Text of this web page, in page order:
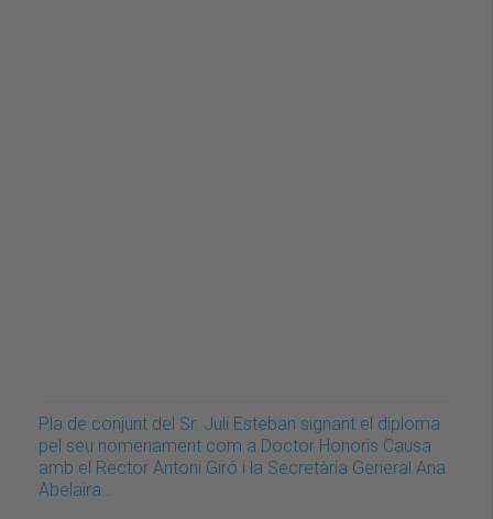
Pla de conjunt del Sr. Juli Esteban signant el diploma
pel seu nomenament com a Doctor Honoris Causa
amb el Rector Antoni Giró i la Secretària General Ana
Abelaira…